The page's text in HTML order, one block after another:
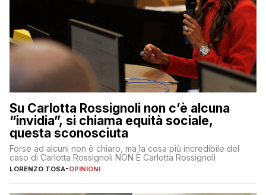
Su Carlotta Rossignoli non c’è alcuna
“invidia”, si chiama equità sociale,
questa sconosciuta
Forse ad alcuni non è chiaro, ma la cosa più incredibile del
caso di Carlotta Rossignoli NON È Carlotta Rossignoli
LORENZO TOSA-OPINIONI